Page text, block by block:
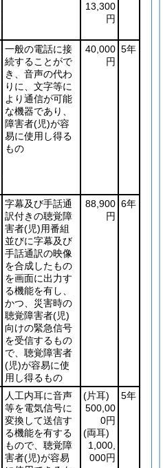
13,300
円
一般の電話に接
続することがで
き、音声の代わ
りに、文字等に
より通信が可能
な機器であり、
障害者(児)が容
易に使用し得る
もの
40,000
円
5年
字幕及び手話通
訳付きの聴覚障
害者(児)用番組
並びに字幕及び
手話通訳の映像
を合成したもの
を画面に出力す
る機能を有し、
かつ、災害時の
聴覚障害者(児)
向けの緊急信号
を受信するもの
で、聴覚障害者
(児)が容易に使
用し得るもの
88,900
円
6年
人工内耳に音声
等を電気信号に
変換して送信す
る機能を有する
もので、聴覚障
害者(児)が容易
(片耳)
500,00
0円
(両耳)
1,000,
000円
5年